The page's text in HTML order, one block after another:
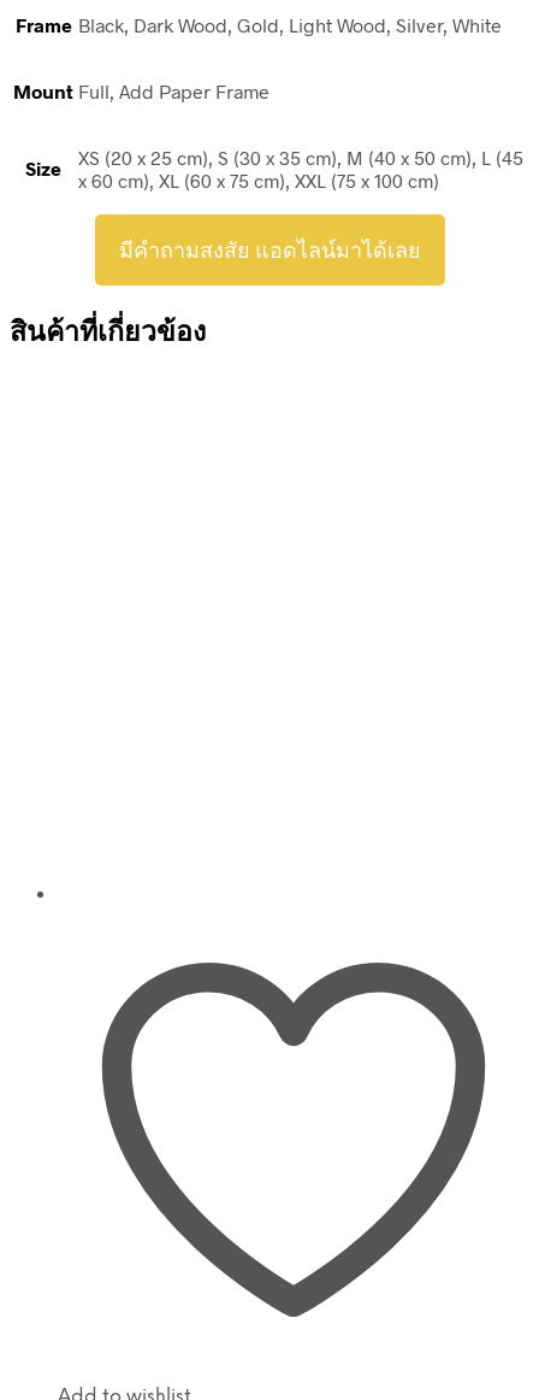
Frame Black, Dark Wood, Gold, Light Wood, Silver, White
Mount Full, Add Paper Frame
Size
XS (20 x 25 cm), S (30 x 35 cm), M (40 x 50 cm), L (45
x 60 cm), XL (60 x 75 cm), XXL (75 x 100 cm)
มีคำถามสงสัย แอดไลน์มาได้เลย
สินค้าที่เกี่ยวข้อง